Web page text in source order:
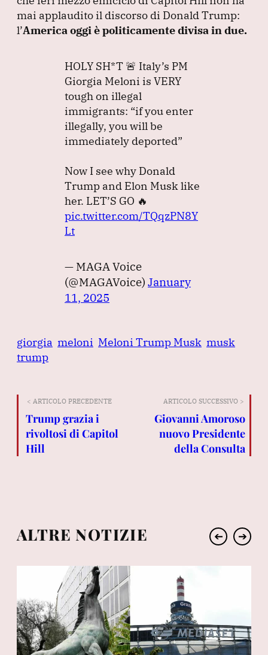
mai applaudito il discorso di Donald Trump:
l’America oggi è politicamente divisa in due.
HOLY SH*T 🚨 Italy’s PM
Giorgia Meloni is VERY
tough on illegal
immigrants: “if you enter
illegally, you will be
immediately deported”
Now I see why Donald
Trump and Elon Musk like
her. LET’S GO 🔥
pic.twitter.com/TQqzPN8Y
Lt
— MAGA Voice
(@MAGAVoice) January
11, 2025
giorgia meloni Meloni Trump Musk musk
trump
< ARTICOLO PRECEDENTE
Trump grazia i
rivoltosi di Capitol
Hill
ARTICOLO SUCCESSIVO >
Giovanni Amoroso
nuovo Presidente
della Consulta
ALTRE NOTIZIE ➔ ➔